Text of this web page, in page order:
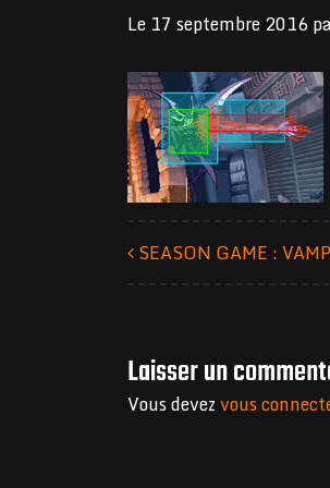
Le 17 septembre 2016
SEASON GAME :
Laisser un
Vous devezvous